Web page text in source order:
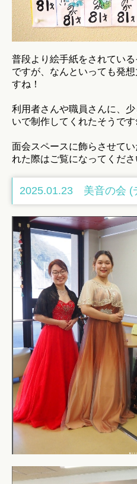
普段より絵手紙をされてい
ですが、なんといっても発
すね！
利用者さんや職員さんに、
いで制作してくれたそうです
面会スペースに飾らさせて
れた際はご覧になってくだ
2025.01.23 美音の会 (